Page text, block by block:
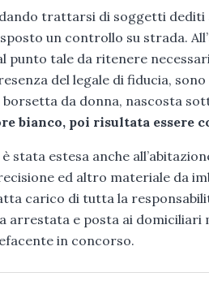
trattarsi di soggetti dediti
un controllo su strada.
punto tale da ritenere
del legale di fiducia,
borsetta da donna, nascosta
bianco, poi risultata essere
stata estesa anche
ed altro materiale da
carico di tutta la
arrestata e posta ai domiciliari
in concorso.